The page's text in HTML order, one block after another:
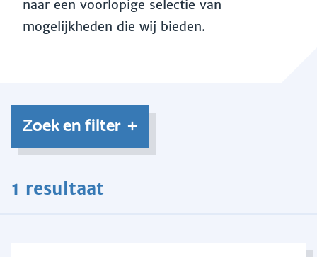
naar een voorlopige selectie van
mogelijkheden die wij bieden.
Zoek en filter
1 resultaat